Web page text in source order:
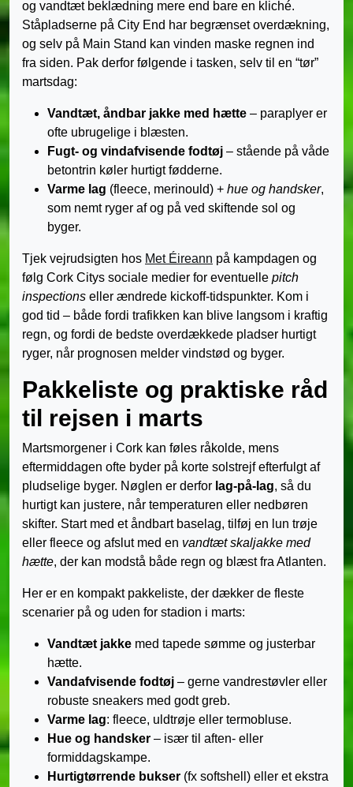
og vandtæt beklædning mere end bare en kliché.
Ståpladserne på City End har begrænset overdækning,
og selv på Main Stand kan vinden maske regnen ind
fra siden. Pak derfor følgende i tasken, selv til en “tør”
martsdag:
Vandtæt, åndbar jakke med hætte – paraplyer er
ofte ubrugelige i blæsten.
Fugt- og vindafvisende fodtøj – stående på våde
betontrin køler hurtigt fødderne.
Varme lag (fleece, merinould) + hue og handsker,
som nemt ryger af og på ved skiftende sol og
byger.
Tjek vejrudsigten hos Met Éireann på kampdagen og
følg Cork Citys sociale medier for eventuelle pitch
inspections eller ændrede kickoff-tidspunkter. Kom i
god tid – både fordi trafikken kan blive langsom i kraftig
regn, og fordi de bedste overdækkede pladser hurtigt
ryger, når prognosen melder vindstød og byger.
Pakkeliste og praktiske råd
til rejsen i marts
Martsmorgener i Cork kan føles råkolde, mens
eftermiddagen ofte byder på korte solstrejf efterfulgt af
pludselige byger. Nøglen er derfor lag-på-lag, så du
hurtigt kan justere, når temperaturen eller nedbøren
skifter. Start med et åndbart baselag, tilføj en lun trøje
eller fleece og afslut med en vandtæt skaljakke med
hætte, der kan modstå både regn og blæst fra Atlanten.
Her er en kompakt pakkeliste, der dækker de fleste
scenarier på og uden for stadion i marts:
Vandtæt jakke med tapede sømme og justerbar
hætte.
Vandafvisende fodtøj – gerne vandrestøvler eller
robuste sneakers med godt greb.
Varme lag: fleece, uldtrøje eller termobluse.
Hue og handsker – især til aften- eller
formiddagskampe.
Hurtigtørrende bukser (fx softshell) eller et ekstra